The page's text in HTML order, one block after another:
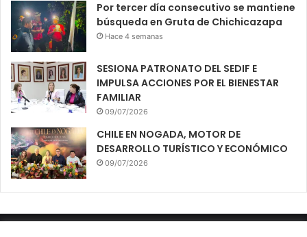
Por tercer día consecutivo se mantiene
búsqueda en Gruta de Chichicazapa
Hace 4 semanas
SESIONA PATRONATO DEL SEDIF E
IMPULSA ACCIONES POR EL BIENESTAR
FAMILIAR
09/07/2026
CHILE EN NOGADA, MOTOR DE
DESARROLLO TURÍSTICO Y ECONÓMICO
09/07/2026